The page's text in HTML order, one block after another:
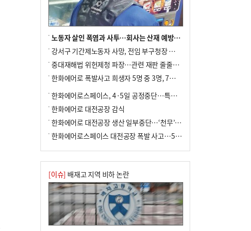
노동자 살인 폭염과 사투…회사는 산재 예방·전기료 절감 전력
강서구 기간제노동자 사망, 전임 부구청장 檢 송치
중대재해법 위헌제청 파장…관련 재판 줄줄이 브레이크
한화에어로 폭발사고 희생자 5명 중 3명, 7일 영면
한화에어로스페이스, 4·5일 공정중단…특별 안전점검
한화에어로 대전공장 감식
한화에어로 대전공장 생산 일부중단…‘천무’ 수출 비상
한화에어로스페이스 대전공장 폭발 사고…5명 사망·2명 부상(종합)
[이슈] 배재고 지역 비하 논란